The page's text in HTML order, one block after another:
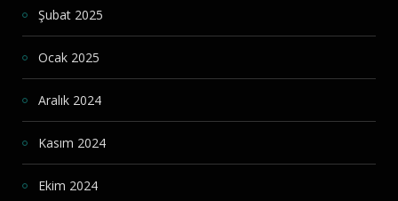
Şubat 2025
Ocak 2025
Aralık 2024
Kasım 2024
Ekim 2024